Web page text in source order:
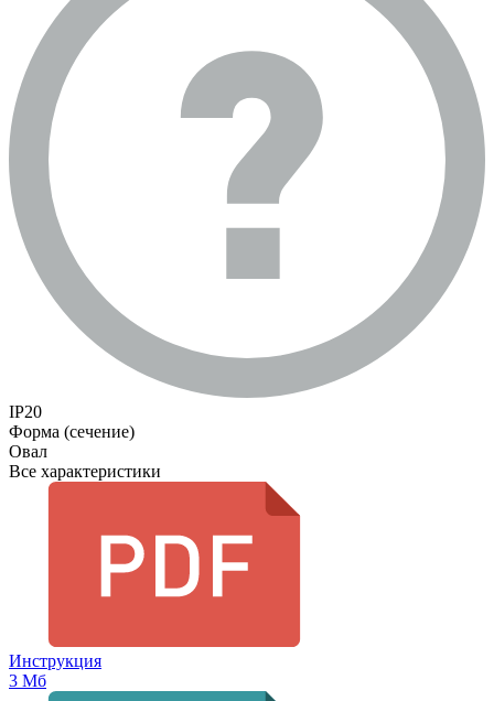
IP20
Форма (сечение)
Овал
Все характеристики
Инструкция
3 Мб